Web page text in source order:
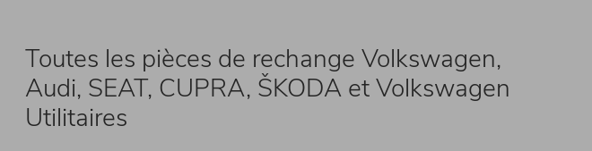
Toutes les pièces de rechange Volkswagen,
Audi, SEAT, CUPRA, ŠKODA et Volkswagen
Utilitaires